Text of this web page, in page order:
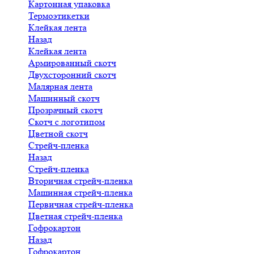
Картонная упаковка
Термоэтикетки
Клейкая лента
Назад
Клейкая лента
Армированный скотч
Двухсторонний скотч
Малярная лента
Машинный скотч
Прозрачный скотч
Скотч с логотипом
Цветной скотч
Стрейч-пленка
Назад
Стрейч-пленка
Вторичная стрейч-пленка
Машинная стрейч-пленка
Первичная стрейч-пленка
Цветная стрейч-пленка
Гофрокартон
Назад
Гофрокартон